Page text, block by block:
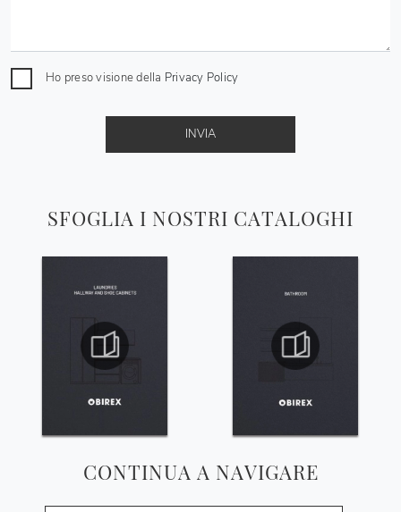
SFOGLIA I NOSTRI CATALOGHI
CONTINUA A NAVIGARE
Ho preso visione della Privacy Policy
INVIA